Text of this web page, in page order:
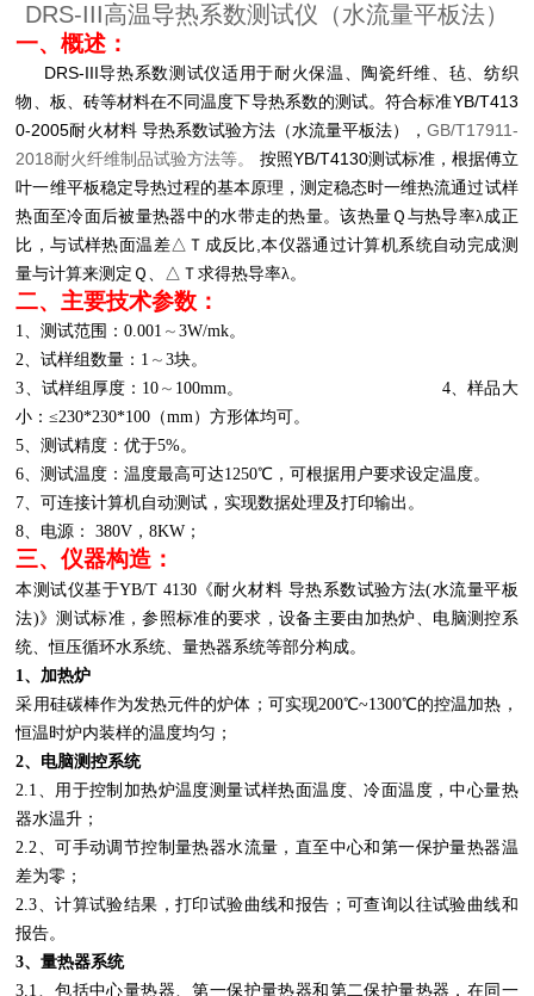
DRS-III高温导热系数测试仪（水流量平板法）
一、概述：
DRS-III导热系数测试仪适用于耐火保温、陶瓷纤维、毡、纺织
物、板、砖等材料在不同温度下导热系数的测试。符合标准YB/T413
0-2005耐火材料 导热系数试验方法（水流量平板法）， GB/T17911-
2018耐火纤维制品试验方法等。 按照YB/T4130测试标准，根据傅立
叶一维平板稳定导热过程的基本原理，测定稳态时一维热流通过试样
热面至冷面后被量热器中的水带走的热量。该热量Ｑ与热导率λ成正
比，与试样热面温差△Ｔ成反比 本仪器通过计算机系统自动完成测
量与计算来测定Ｑ、△Ｔ求得热导率λ。
二、主要技术参数：
1、测试范围：0.001 ～3W/mk。
2、试样组数量：1 ～3块。
3、试样组厚度：10 ～ 100mm。4、样品大
小：≤230*230*100（mm）方形体均可。
5、测试精度：优于5%。
6、测试温度：温度最高可达1250℃，可根据用户要求设定温度。
7、可连接计算机自动测试，实现数据处理及打印输出。
8、电源： 380V，8KW；
三、仪器构造：
本测试仪基于YB/T 4130《耐火材料 导热系数试验方法(水流量平板
法)》测试标准，参照标准的要求，设备主要由加热炉、电脑测控系
统、恒压循环水系统、量热器系统等部分构成。
1、加热炉
采用硅碳棒作为发热元件的炉体；可实现200℃~1300℃的控温加热，
恒温时炉内装样的温度均匀；
2、电脑测控系统
2.1、用于控制加热炉温度测量试样热面温度、冷面温度，中心量热
器水温升；
2.2、可手动调节控制量热器水流量，直至中心和第一保护量热器温
差为零；
2.3、计算试验结果，打印试验曲线和报告；可查询以往试验曲线和
报告。
3、量热器系统
3.1、包括中心量热器、第一保护量热器和第二保护量热器，在同一